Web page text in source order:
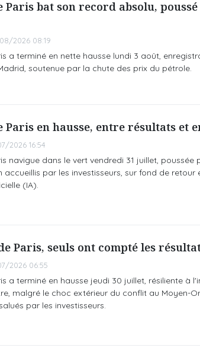
Paris bat son record absolu,
2026 08:19
a terminé en nette hausse lundi 3 août,
soutenue par la chute des prix du pétrole.
Paris en hausse, entre résultats et
2026 16:54
navigue dans le vert vendredi 31 juillet, poussée
accueillis par les investisseurs, sur fond de
(IA).
Paris, seuls ont compté les
2026 06:55
a terminé en hausse jeudi 30 juillet, résiliente à
malgré le choc extérieur du conflit au Moyen-
par les investisseurs.